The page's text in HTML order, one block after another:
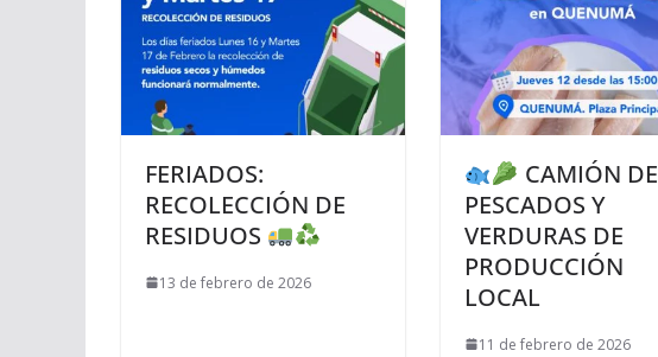
FERIADOS:
RECOLECCIÓN DE
RESIDUOS
13 de febrero de 2026
CAMIÓN DE
PESCADOS Y
VERDURAS DE
PRODUCCIÓN
LOCAL
11 de febrero de 2026